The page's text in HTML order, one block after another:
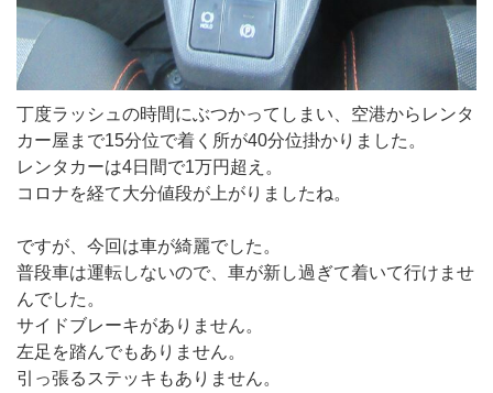
丁度ラッシュの時間にぶつかってしまい、空港からレンタ
カー屋まで15分位で着く所が40分位掛かりました。
レンタカーは4日間で1万円超え。
コロナを経て大分値段が上がりましたね。
ですが、今回は車が綺麗でした。
普段車は運転しないので、車が新し過ぎて着いて行けませ
んでした。
サイドブレーキがありません。
左足を踏んでもありません。
引っ張るステッキもありません。